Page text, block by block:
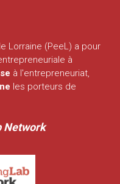
Lorraine (PeeL) a pour
à
à l'entrepreneuriat,
les porteurs de
Network